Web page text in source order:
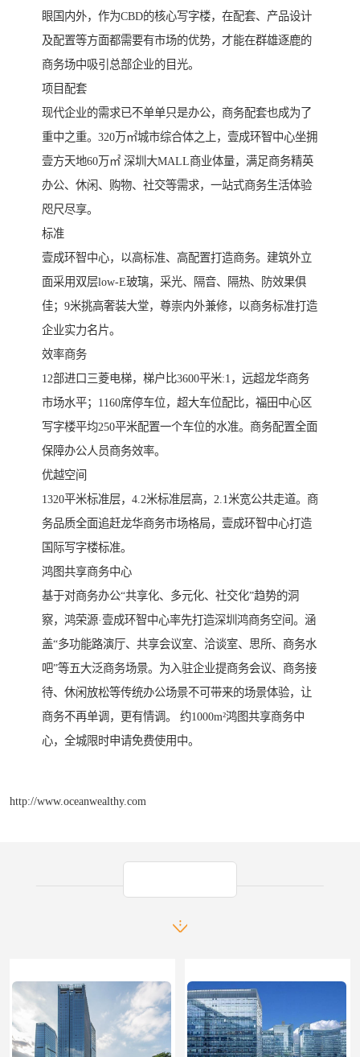
眼国内外，作为CBD的核心写字楼，在配套、产品设计
及配置等方面都需要有市场的优势，才能在群雄逐鹿的
商务场中吸引总部企业的目光。
项目配套
现代企业的需求已不单单只是办公，商务配套也成为了
重中之重。320万㎡城市综合体之上，壹成环智中心坐拥
壹方天地60万㎡ 深圳大MALL商业体量，满足商务精英
办公、休闲、购物、社交等需求，一站式商务生活体验
咫尺尽享。
标准
壹成环智中心，以高标准、高配置打造商务。建筑外立
面采用双层low-E玻璃，采光、隔音、隔热、防效果俱
佳；9米挑高奢装大堂，尊崇内外兼修，以商务标准打造
企业实力名片。
效率商务
12部进口三菱电梯，梯户比3600平米:1，远超龙华商务
市场水平；1160席停车位，超大车位配比，福田中心区
写字楼平均250平米配置一个车位的水准。商务配置全面
保障办公人员商务效率。
优越空间
1320平米标准层，4.2米标准层高，2.1米宽公共走道。商
务品质全面追赶龙华商务市场格局，壹成环智中心打造
国际写字楼标准。
鸿图共享商务中心
基于对商务办公“共享化、多元化、社交化”趋势的洞
察，鸿荣源·壹成环智中心率先打造深圳鸿商务空间。涵
盖“多功能路演厅、共享会议室、洽谈室、思所、商务水
吧”等五大泛商务场景。为入驻企业提商务会议、商务接
待、休闲放松等传统办公场景不可带来的场景体验，让
商务不再单调，更有情调。 约1000m²鸿图共享商务中
心，全城限时申请免费使用中。
http://www.oceanwealthy.com